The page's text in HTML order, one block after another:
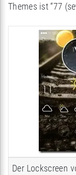
Themes ist “77
Der Lockscreen